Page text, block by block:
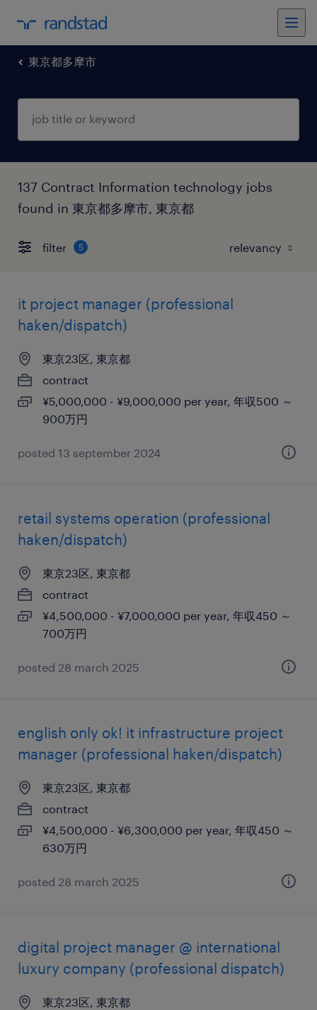
東京都多摩市
137 Contract Information technology jobs
found in 東京都多摩市, 東京都
filter 5
it project manager (professional
haken/dispatch)
東京23区, 東京都
contract
¥5,000,000 - ¥9,000,000 per year, 年収500 ～
900万円
posted 13 september 2024
retail systems operation (professional
haken/dispatch)
東京23区, 東京都
contract
¥4,500,000 - ¥7,000,000 per year, 年収450 ～
700万円
posted 28 march 2025
english only ok! it infrastructure project
manager (professional haken/dispatch)
東京23区, 東京都
contract
¥4,500,000 - ¥6,300,000 per year, 年収450 ～
630万円
posted 28 march 2025
digital project manager @ international
luxury company (professional dispatch)
東京23区, 東京都